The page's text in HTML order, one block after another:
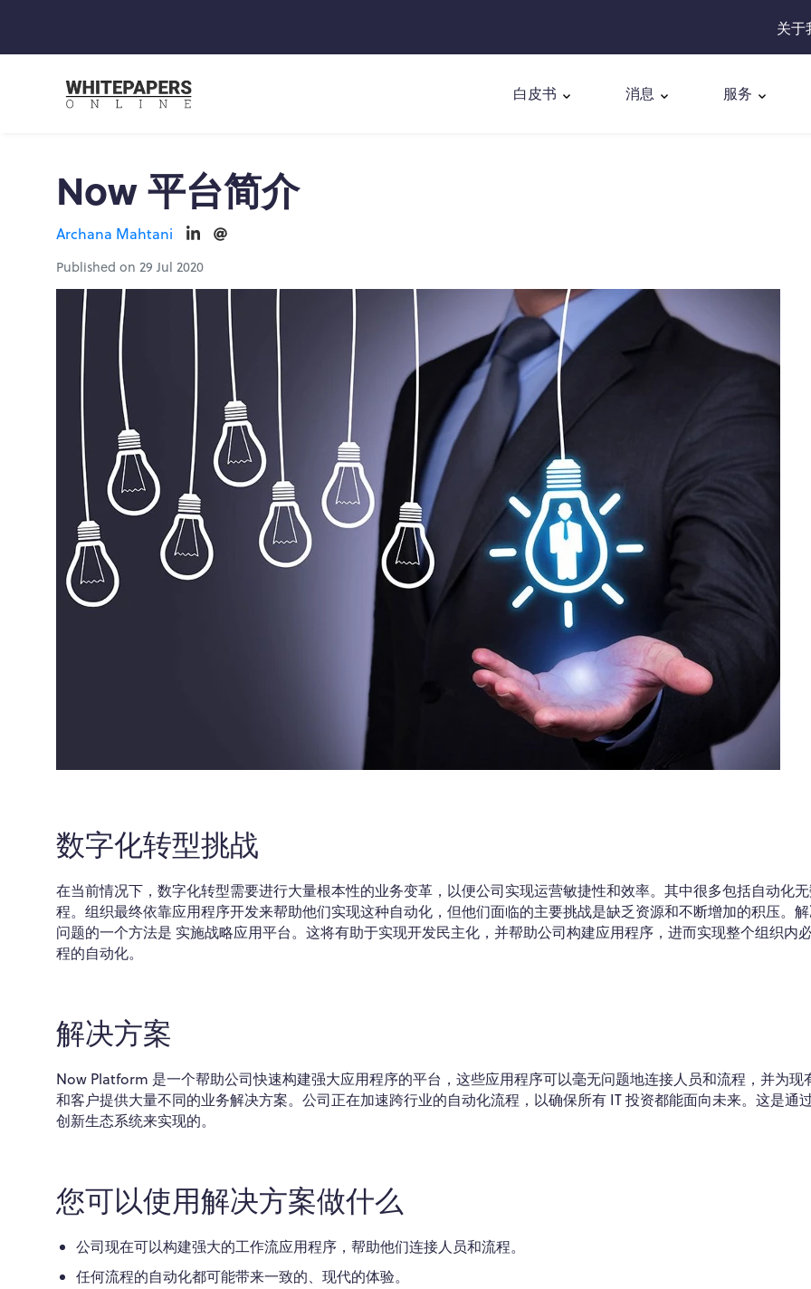
关于
白皮书 消息 服务
Now 平台简介
Archana Mahtani
Published on 29 Jul 2020
数字化转型挑战
在当前情况下，数字化转型需要进行大量根本性的业务变革，以便公司实现运营敏捷性和效率。其中很多包括自动化
程。组织最终依靠应用程序开发来帮助他们实现这种自动化，但他们面临的主要挑战是缺乏资源和不断增加的积压。
问题的一个方法是 实施战略应用平台。这将有助于实现开发民主化，并帮助公司构建应用程序，进而实现整个组织内
程的自动化。
解决方案
Now Platform 是一个帮助公司快速构建强大应用程序的平台，这些应用程序可以毫无问题地连接人员和流程，并为现
和客户提供大量不同的业务解决方案。公司正在加速跨行业的自动化流程，以确保所有 IT 投资都能面向未来。这是通
创新生态系统来实现的。
您可以使用解决方案做什么
公司现在可以构建强大的工作流应用程序，帮助他们连接人员和流程。
任何流程的自动化都可能带来一致的、现代的体验。